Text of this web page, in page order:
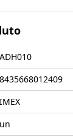
ADH010
8435668012409
IMEX
un